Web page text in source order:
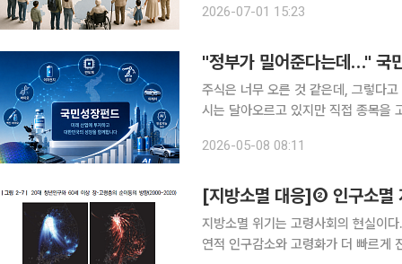
2026-07-01 15:23
"정부가 밀어준다는데…" 국
주식은 너무 오른 것 같은데, 그렇다
시는 달아오르고 있지만 직접 종목을 고르기엔
가 추진하는 ‘국민성장펀드’에 관심
2026-05-08 08:11
[지방소멸 대응]② 인구소멸
지방소멸 위기는 고령사회의 현실이
연적 인구감소와 고령화가 더 빠르게